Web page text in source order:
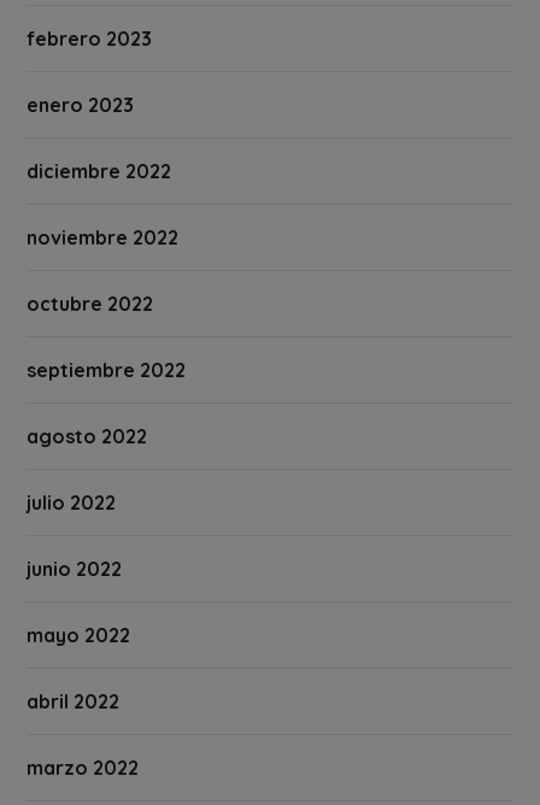
febrero 2023
enero 2023
diciembre 2022
noviembre 2022
octubre 2022
septiembre 2022
agosto 2022
julio 2022
junio 2022
mayo 2022
abril 2022
marzo 2022